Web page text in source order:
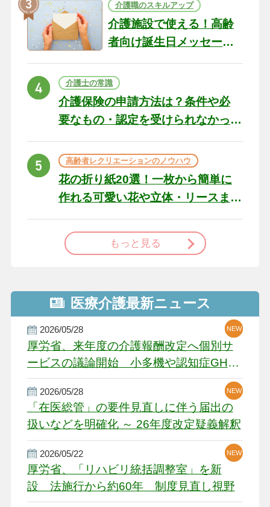
介護職のスキルアップ
介護施設で使える！高齢
者向け誕生日メッセージ
の例文と書き方のポイン
ト
介護士の常識
介護保険の申請方法は？条件や必
要なもの・認定を受けられなかっ
た場合の対処法
高齢者レクリエーションのノウハウ
花の折り紙20選！一枚から簡単に
作れる可愛い花や立体・リースま
で
もっと見る
医療介護最新ニュース
2026/05/28
厚労省、来年度の介護報酬改定へ個別サ
ービスの議論開始 小多機や認知症GH、
厳しい経営環境に危機感
NEW
NEW
NEW
2026/05/28
「在医総管」の要件見直しに伴う届出の
扱いなどを明確化 ～ 26年度改定疑義解釈
NEW
NEW
2026/05/22
厚労省、「リハビリ統括調整室」を新
設 法施行から約60年 制度見直し視野
NEW